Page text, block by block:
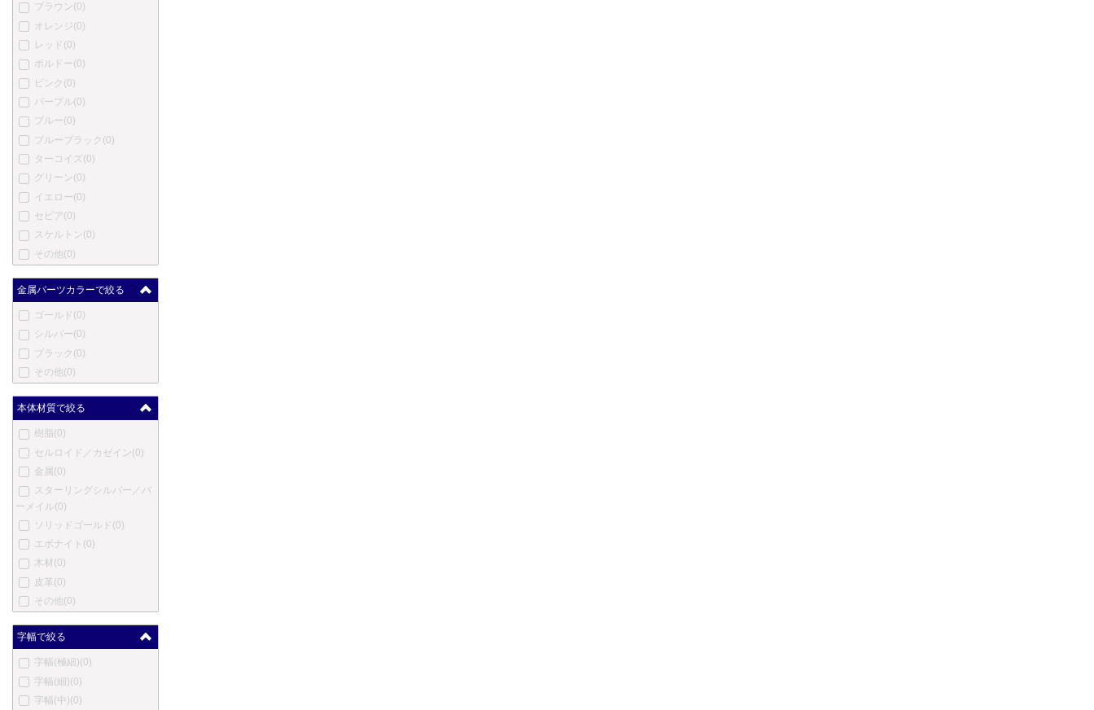
川窪万年筆(0)
アクメ (0)
あかしや(0)
アキュラ(0)
オートポイント
バヤード(0)
ベクスレー
ブレイリオ (0)
バーバーリー(0)
ブルガリ (0)
カンポマルツィオ
カーター(0)
ショーメ (0)
クリスチャン・ディオール
クレオ スクリベント
笑暮屋(0)
エリーゼ(0)
エクスキャリバー(0)
フェンド
フェルム
(0)
フィッシャー
ゲーハ
(0)
リ(0)
ジバンシー
グッチ (0)
ホールマーク
ハリー・ウィンストン(0)
エルメス(0)
英雄(0)
ハーシー(0)
ブラウン (0)
オレンジ(0)
レッド (0)
ボルドー(0)
ピンク (0)
パープル(0)
ブルー(0)
ブルーブラック (0)
ターコイズ(0)
グリーン (0)
イエロー(0)
セピア(0)
スケルトン (0)
その他(0)
金属パーツカラーで絞る
ゴールド (0)
シルバー(0)
ブラック (0)
その他(0)
本体材質で絞る
樹脂(0)
セルロイド／カゼイン (0)
金属(0)
スターリングシルバー／バ
ーメイル(0)
ソリッドゴールド (0)
エボナイト (0)
木材 (0)
皮革(0)
その他(0)
字幅で絞る
字幅(極細)(0)
字幅(細)(0)
字幅(中)(0)